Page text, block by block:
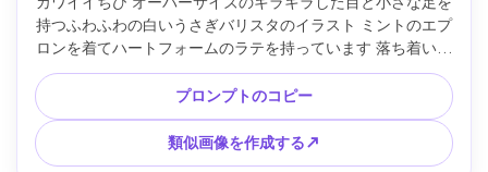
持つふわふわの白いうさぎバリスタのイラスト ミントのエプ
ロンを着てハートフォームのラテを持っています 落ち着いた
パステルカフェの背景に吊り下げられた植物と黒板メニュー
すっきりとした太い輪郭 柔らかいセルシェーディング 優し
いグラデーション 温かみとフレンドリーな雰囲気 ステッカ
ー付き ディテールが高い プロのかわいいキャラクターデザ
イン 85mmレンズ 被写界深度が浅い 柔らかいシネマティッ
プロンプトのコピー
類似画像を作成する↗